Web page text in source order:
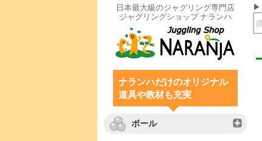
日本最大級のジャグリング専門店
ジャグリングショップ ナランハ
ナランハだけのオリジナル
道具や教材も充実
ボール